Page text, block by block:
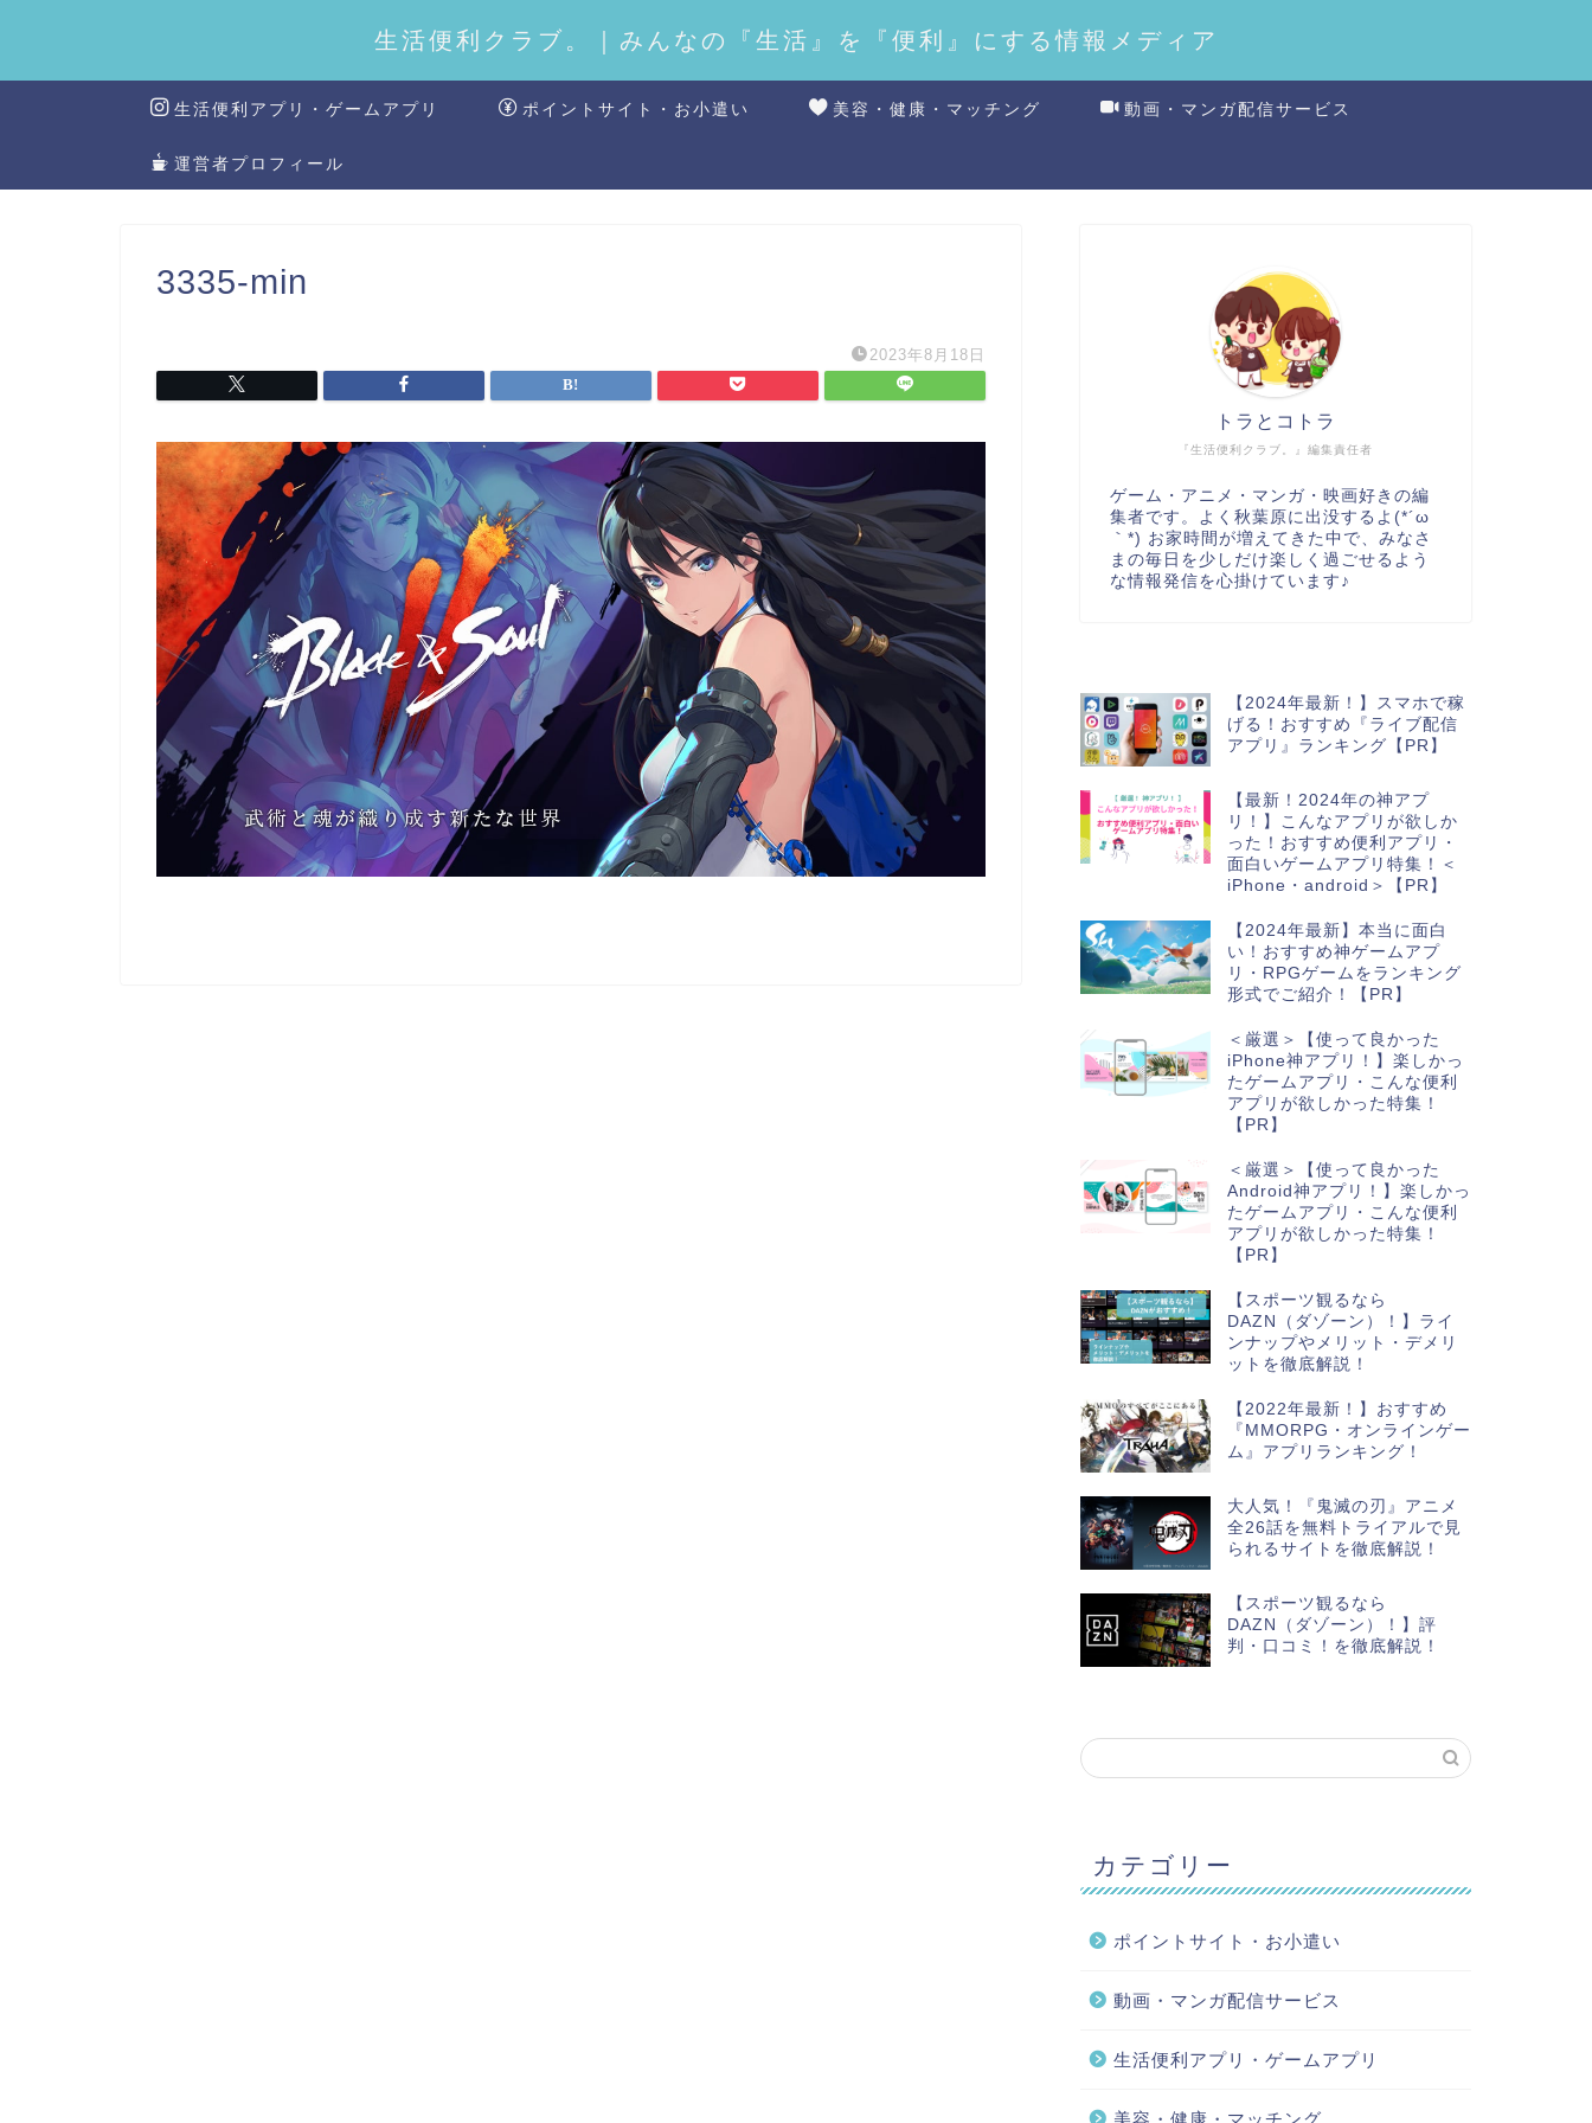
生活便利クラブ。｜みんなの『生活』を『便利』にする情報メディア
生活便利アプリ・ゲームアプリ ポイントサイト・お小遣い 美容・健康・マッチング 動画・マンガ配信サービス
運営者プロフィール
3335-min
2023年8月18日
『生活便利クラブ。』編集責任者
トラとコトラ
ゲーム・アニメ・マンガ・映画好きの編
集者です。よく秋葉原に出没するよ(*´ω
｀*) お家時間が増えてきた中で、みなさ
まの毎日を少しだけ楽しく過ごせるよう
な情報発信を心掛けています♪
【2024年最新！】スマホで稼
げる！おすすめ『ライブ配信
アプリ』ランキング【PR】
【最新！2024年の神アプ
リ！】こんなアプリが欲しか
った！おすすめ便利アプリ・
面白いゲームアプリ特集！＜
iPhone・android＞【PR】
【2024年最新】本当に面白
い！おすすめ神ゲームアプ
リ・RPGゲームをランキング
形式でご紹介！【PR】
＜厳選＞【使って良かった
iPhone神アプリ！】楽しかっ
たゲームアプリ・こんな便利
アプリが欲しかった特集！
【PR】
＜厳選＞【使って良かった
Android神アプリ！】楽しかっ
たゲームアプリ・こんな便利
アプリが欲しかった特集！
【PR】
【スポーツ観るなら
DAZN（ダゾーン）！】ライ
ンナップやメリット・デメリ
ットを徹底解説！
【2022年最新！】おすすめ
『MMORPG・オンラインゲー
ム』アプリランキング！
大人気！『鬼滅の刃』アニメ
全26話を無料トライアルで見
られるサイトを徹底解説！
【スポーツ観るなら
DAZN（ダゾーン）！】評
判・口コミ！を徹底解説！
カテゴリー
ポイントサイト・お小遣い
動画・マンガ配信サービス
生活便利アプリ・ゲームアプリ
美容・健康・マッチング